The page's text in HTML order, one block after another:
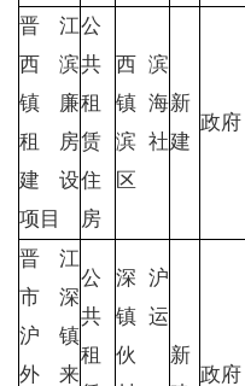
晋江
西滨
镇廉
租房
建设
项目
公
共
租
赁
住
房
西滨
镇海
滨社
区
新
建
政府
晋江
市深
沪镇
外来
公
共
租
深沪
镇运
伙
新
政府